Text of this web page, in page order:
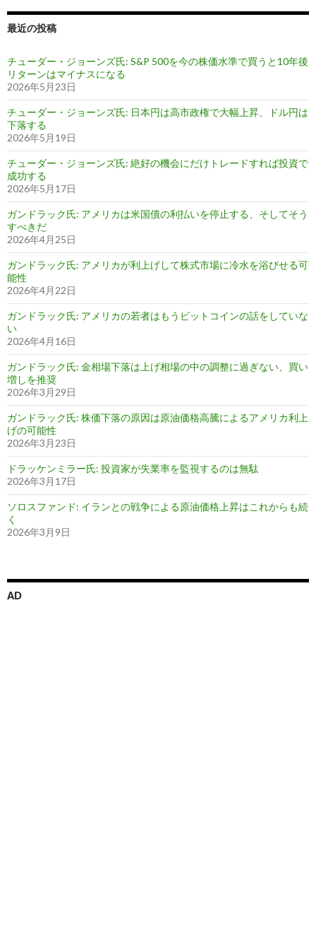
最近の投稿
チューダー・ジョーンズ氏: S&P 500を今の株価水準で買うと10年後
リターンはマイナスになる
2026年5月23日
チューダー・ジョーンズ氏: 日本円は高市政権で大幅上昇、ドル円は
下落する
2026年5月19日
チューダー・ジョーンズ氏: 絶好の機会にだけトレードすれば投資で
成功する
2026年5月17日
ガンドラック氏: アメリカは米国債の利払いを停止する、そしてそう
すべきだ
2026年4月25日
ガンドラック氏: アメリカが利上げして株式市場に冷水を浴びせる可
能性
2026年4月22日
ガンドラック氏: アメリカの若者はもうビットコインの話をしていな
い
2026年4月16日
ガンドラック氏: 金相場下落は上げ相場の中の調整に過ぎない、買い
増しを推奨
2026年3月29日
ガンドラック氏: 株価下落の原因は原油価格高騰によるアメリカ利上
げの可能性
2026年3月23日
ドラッケンミラー氏: 投資家が失業率を監視するのは無駄
2026年3月17日
ソロスファンド: イランとの戦争による原油価格上昇はこれからも続
く
2026年3月9日
AD